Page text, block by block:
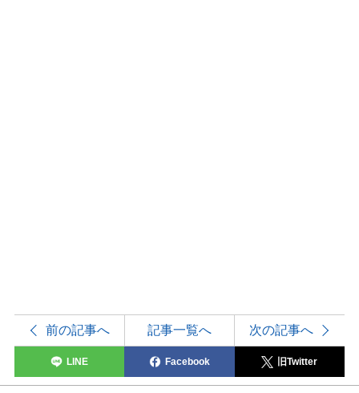
前の記事へ 記事一覧へ 次の記事へ
LINE Facebook 旧Twitter